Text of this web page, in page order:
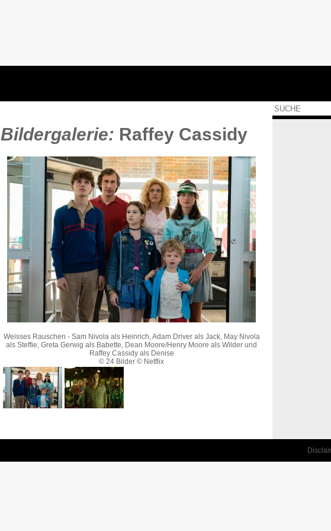
Bildergalerie: Raffey Cassidy
Weisses Rauschen - Sam Nivola als Heinrich, Adam Driver als Jack, May Nivola
als Steffie, Greta Gerwig als Babette, Dean Moore/Henry Moore als Wilder und
Raffey Cassidy als Denise
© 24 Bilder © Netflix